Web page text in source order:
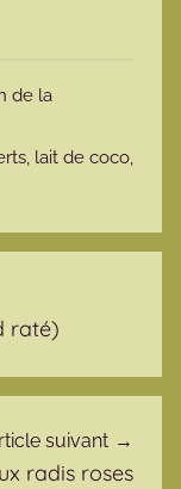
de la
, lait de coco,
raté)
suivant
radis roses